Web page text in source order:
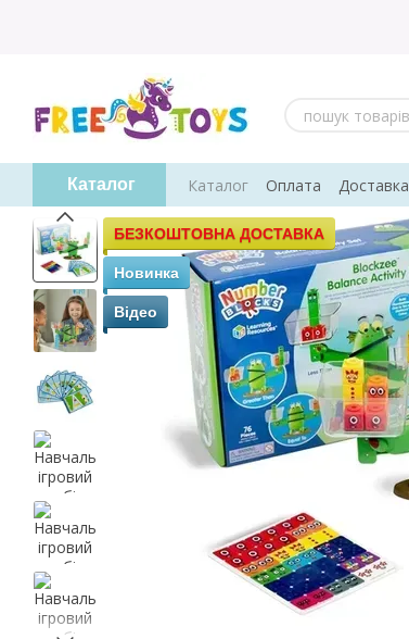
Каталог Каталог Оплата Доставка
Відгуки про магазин
БЕЗКОШТОВНА ДОСТАВКА
Новинка
Відео